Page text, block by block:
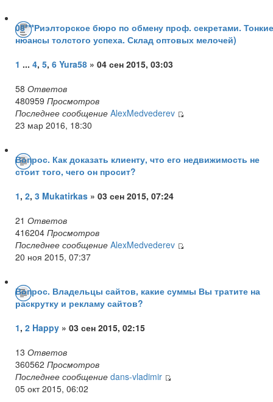
08***Риэлторское бюро по обмену проф. секретами. Тонкие
нюансы толстого успеха. Склад оптовых мелочей)
1 ... 4, 5, 6 Yura58 » 04 сен 2015, 03:03
58 Ответов
480959 Просмотров
Последнее сообщение AlexMedvederev
23 мар 2016, 18:30
Вопрос. Как доказать клиенту, что его недвижимость не
стоит того, чего он просит?
1, 2, 3 Mukatirkas » 03 сен 2015, 07:24
21 Ответов
416204 Просмотров
Последнее сообщение AlexMedvederev
20 ноя 2015, 07:37
Вопрос. Владельцы сайтов, какие суммы Вы тратите на
раскрутку и рекламу сайтов?
1, 2 Happy » 03 сен 2015, 02:15
13 Ответов
360562 Просмотров
Последнее сообщение dans-vladimir
05 окт 2015, 06:02